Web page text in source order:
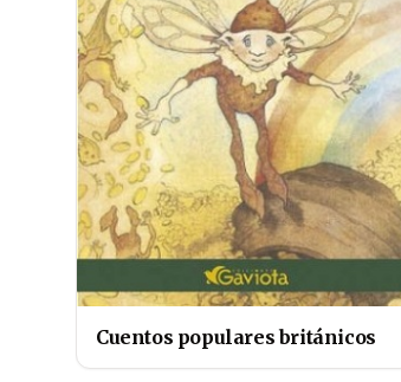
Cuentos populares británicos